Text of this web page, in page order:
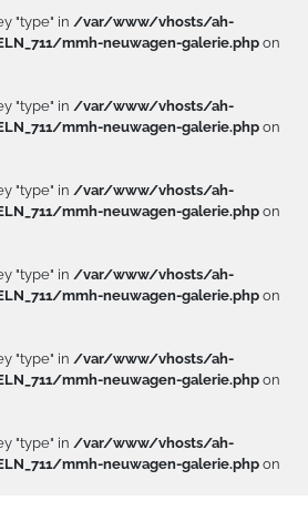
"type" in /var/www/vhosts/ah-
mmh-neuwagen-galerie.php on
"type" in /var/www/vhosts/ah-
mmh-neuwagen-galerie.php on
"type" in /var/www/vhosts/ah-
mmh-neuwagen-galerie.php on
"type" in /var/www/vhosts/ah-
mmh-neuwagen-galerie.php on
"type" in /var/www/vhosts/ah-
mmh-neuwagen-galerie.php on
"type" in /var/www/vhosts/ah-
mmh-neuwagen-galerie.php on